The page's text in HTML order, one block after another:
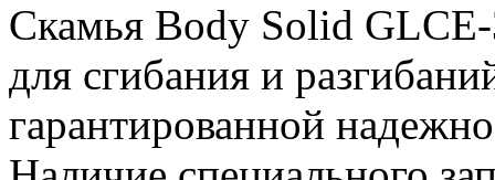
Скамья Body Solid
для сгибания и
гарантированной